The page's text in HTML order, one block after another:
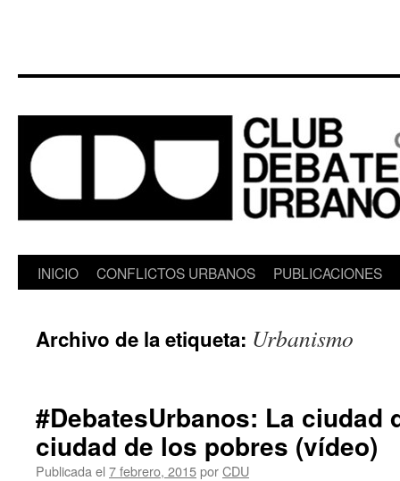
Saltar
contenido
INICIO CONFLICTOS URBANOS PUBLICACIONES
Archivo de la etiqueta: Urbanismo
#DebatesUrbanos: La ciudad
ciudad de los pobres (vídeo)
Publicada el 7 febrero, 2015porCDU